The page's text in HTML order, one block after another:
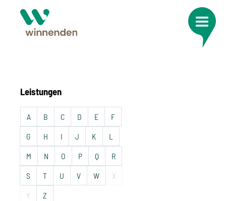
Leistungen
A B C D E F
G H I J K L
M N O P Q R
S T U V W X
Y Z